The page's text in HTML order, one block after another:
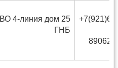
ВО 4-линия дом 25
ГНБ